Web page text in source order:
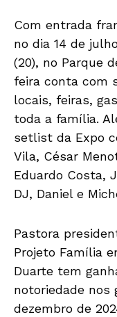
Com entrada
no dia 14 de
(20), no Parque
feira conta com
locais, feiras,
toda a família.
setlist da Expo
Vila, César
Eduardo Costa,
DJ, Daniel e
Pastora
Projeto Família
Duarte tem
notoriedade nos
dezembro de